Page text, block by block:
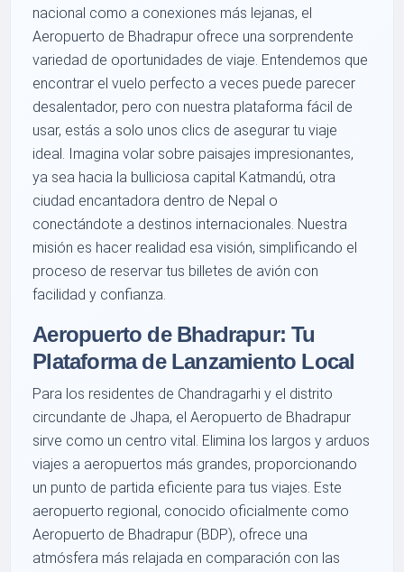
nacional como a conexiones más lejanas, el
Aeropuerto de Bhadrapur ofrece una sorprendente
variedad de oportunidades de viaje. Entendemos que
encontrar el vuelo perfecto a veces puede parecer
desalentador, pero con nuestra plataforma fácil de
usar, estás a solo unos clics de asegurar tu viaje
ideal. Imagina volar sobre paisajes impresionantes,
ya sea hacia la bulliciosa capital Katmandú, otra
ciudad encantadora dentro de Nepal o
conectándote a destinos internacionales. Nuestra
misión es hacer realidad esa visión, simplificando el
proceso de reservar tus billetes de avión con
facilidad y confianza.
Aeropuerto de Bhadrapur: Tu
Plataforma de Lanzamiento Local
Para los residentes de Chandragarhi y el distrito
circundante de Jhapa, el Aeropuerto de Bhadrapur
sirve como un centro vital. Elimina los largos y arduos
viajes a aeropuertos más grandes, proporcionando
un punto de partida eficiente para tus viajes. Este
aeropuerto regional, conocido oficialmente como
Aeropuerto de Bhadrapur (BDP), ofrece una
atmósfera más relajada en comparación con las